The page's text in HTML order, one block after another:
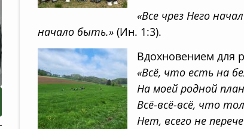
«Все чрез Него
начало быть.» (Ин. 1:3).
Вдохновением для
«Всё, что есть на
На моей родной
Всё-всё-всё, что
Нет, всего не